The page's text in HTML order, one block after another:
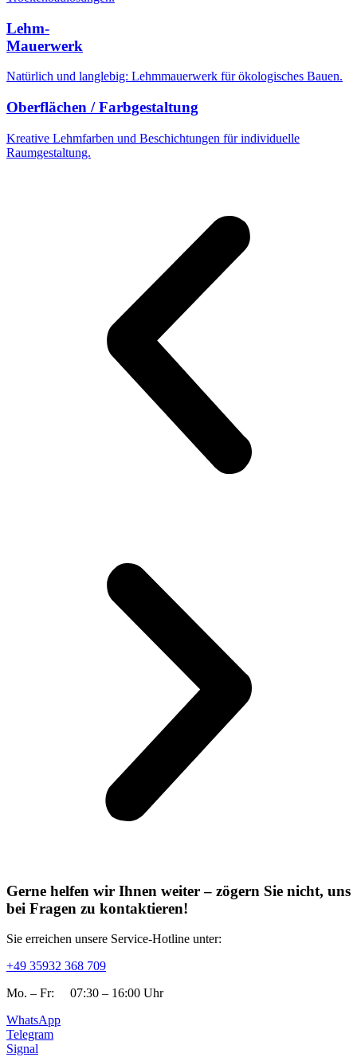
Lehm-
Mauerwerk
Natürlich und langlebig: Lehmmauerwerk für ökologisches Bauen.
Oberflächen / Farbgestaltung
Kreative Lehmfarben und Beschichtungen für individuelle
Raumgestaltung.
Gerne helfen wir Ihnen weiter – zögern Sie nicht, uns
bei Fragen zu kontaktieren!​
Sie erreichen unsere Service-Hotline unter:​
+49 35932 368 709
Mo. – Fr: 07:30 – 16:00 Uhr
WhatsApp
Telegram
Signal